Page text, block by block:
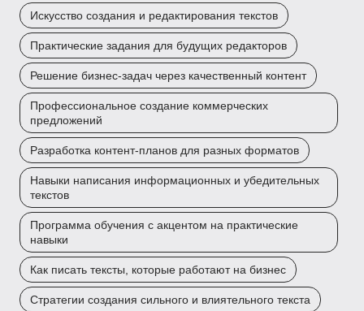
Искусство создания и редактирования текстов
Практические задания для будущих редакторов
Решение бизнес-задач через качественный контент
Профессиональное создание коммерческих
предложений
Разработка контент-планов для разных форматов
Навыки написания информационных и убедительных
текстов
Программа обучения с акцентом на практические
навыки
Как писать тексты, которые работают на бизнес
Стратегии создания сильного и влиятельного текста